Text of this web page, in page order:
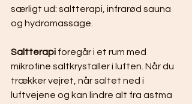
særligt ud: saltterapi, infrarød sauna
og hydromassage.
Saltterapi foregår i et rum med
mikrofine saltkrystaller i luften. Når du
trækker vejret, når saltet ned i
luftvejene og kan lindre alt fra astma